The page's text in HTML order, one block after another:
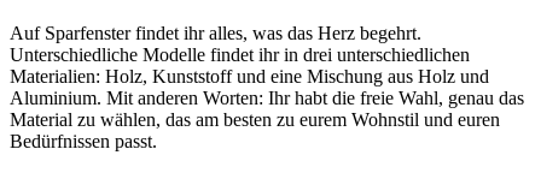
Auf Sparfenster findet ihr alles, was das Herz begehrt.
Unterschiedliche Modelle findet ihr in drei unterschiedlichen
Materialien: Holz, Kunststoff und eine Mischung aus Holz und
Aluminium. Mit anderen Worten: Ihr habt die freie Wahl, genau das
Material zu wählen, das am besten zu eurem Wohnstil und euren
Bedürfnissen passt.